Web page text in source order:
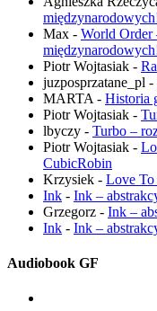
Max - World Order
Piotr Wojtasiak -
juzposprzatane_pl -
MARTA - Historia
Piotr Wojtasiak -
lbyczy - Turbo –
Piotr Wojtasiak -
CubicRobin
Krzysiek - Love
Ink - Ink –
Grzegorz - Ink –
Ink - Ink –
Audiobook GF